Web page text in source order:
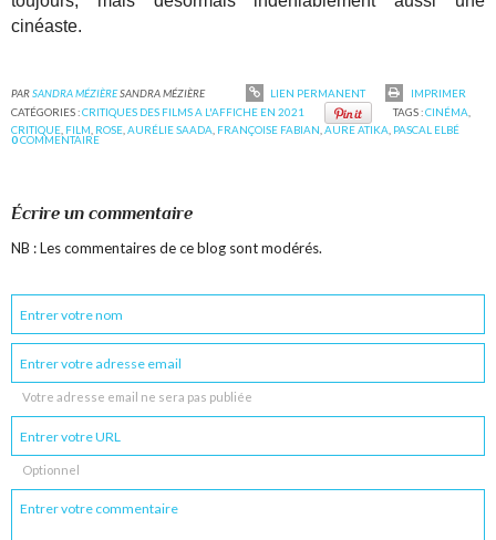
cinéaste.
PARSANDRA MÉZIÈRESANDRA MÉZIÈRE LIEN PERMANENT
IMPRIMER
CATÉGORIES :CRITIQUES DES FILMS A L'AFFICHE EN 2021 TAGS :CINÉMA
CRITIQUE FILM ROSE ,AURÉLIE SAADA FRANÇOISE FABIAN ,AURE ATIKA PASCAL ELBÉ
0COMMENTAIRE
Écrire un commentaire
NB : Les commentaires de ce blog sont modérés.
Votre adresse email ne sera pas publiée
Optionnel